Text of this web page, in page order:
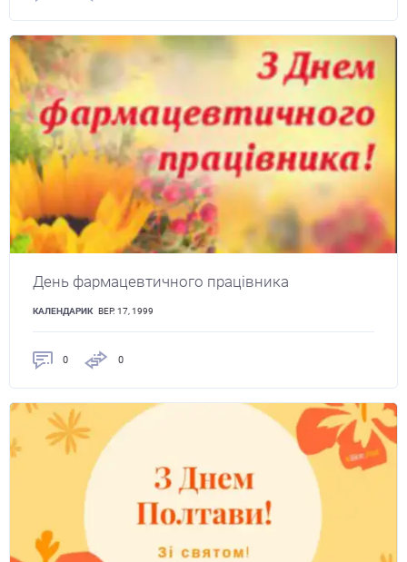
День фармацевтичного працівника
КАЛЕНДАРИК ВЕР. 17, 1999
0 0